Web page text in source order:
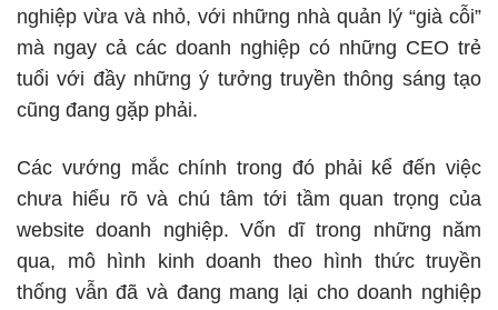
nghiệp vừa và nhỏ, với những nhà quản lý “già cỗi”
mà ngay cả các doanh nghiệp có những CEO trẻ
tuổi với đầy những ý tưởng truyền thông sáng tạo
cũng đang gặp phải.
Các vướng mắc chính trong đó phải kể đến việc
chưa hiểu rõ và chú tâm tới tầm quan trọng của
website doanh nghiệp. Vốn dĩ trong những năm
qua, mô hình kinh doanh theo hình thức truyền
thống vẫn đã và đang mang lại cho doanh nghiệp